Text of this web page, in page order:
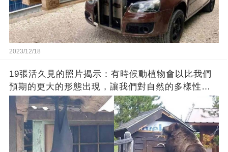
2023/12/18
19張活久見的照片揭示：有時候動植物會以比我們
預期的更大的形態出現，讓我們對自然的多樣性感
到驚嘆